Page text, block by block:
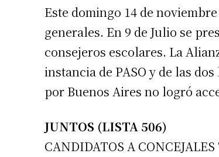
Este domingo 14 de
generales. En 9 de Julio se
consejeros escolares. La
instancia de PASO y de las
por Buenos Aires no logró
JUNTOS (LISTA 506)
CANDIDATOS A